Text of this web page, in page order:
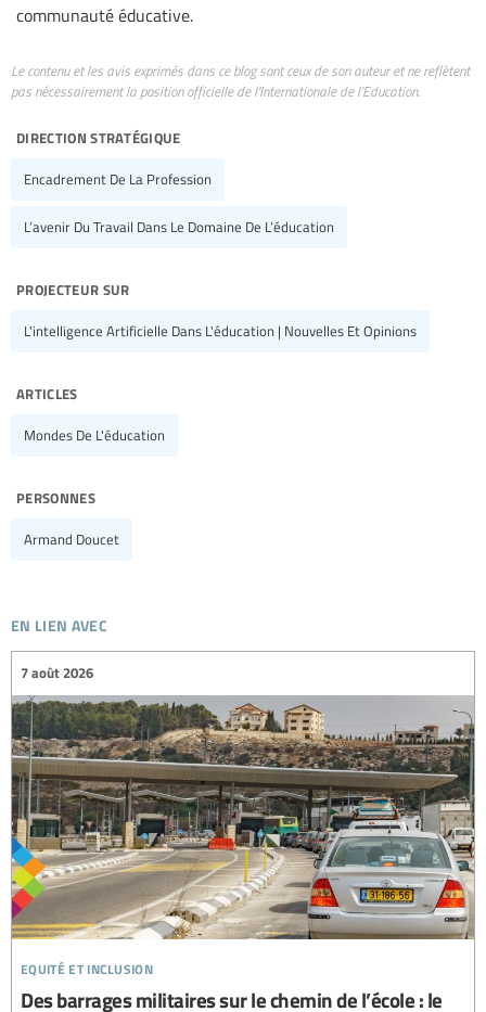
communauté éducative.
Le contenu et les avis exprimés dans ce blog sont ceux de son auteur et ne reflètent
pas nécessairement la position officielle de l’Internationale de l’Education.
direction stratégique
Encadrement De La Profession
L’avenir Du Travail Dans Le Domaine De L’éducation
projecteur sur
L'intelligence Artificielle Dans L'éducation | Nouvelles Et Opinions
articles
Mondes De L'éducation
personnes
Armand Doucet
en lien avec
equité et inclusion
7 août 2026
Des barrages militaires sur le chemin de l’école : le